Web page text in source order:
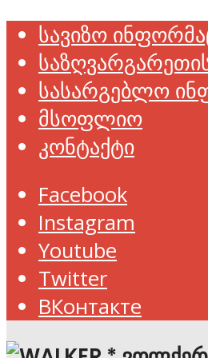
სავიზო
სასარგებლო
მსოფლიო
კონტაქტი
Facebook
Instagram
Youtube
Twitter
ВКонтакте